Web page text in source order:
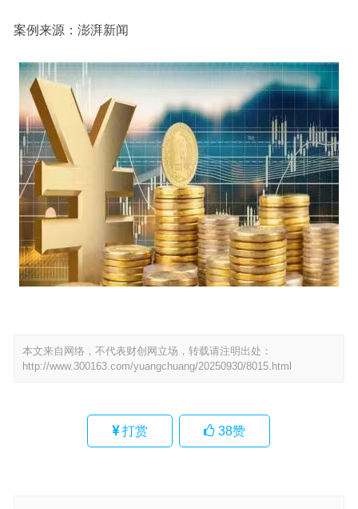
案例来源：澎湃新闻
本文来自网络，不代表财创网立场，转载请注明出处：
http://www.300163.com/yuangchuang/20250930/8015.html
打赏 38赞